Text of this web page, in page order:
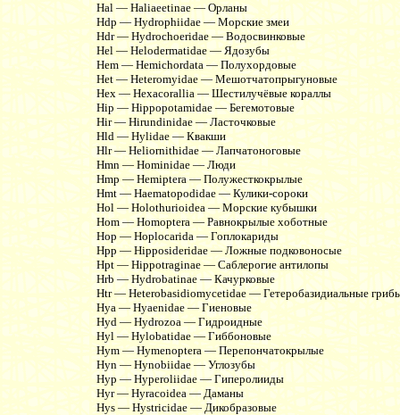
Hal — Haliaeetinae — Орланы
Hdp — Hydrophiidae — Морские змеи
Hdr — Hydrochoeridae — Водосвинковые
Hel — Helodermatidae — Ядозубы
Hem — Hemichordata — Полухордовые
Het — Heteromyidae — Мешотчатопрыгуновые
Hex — Hexacorallia — Шестилучёвые кораллы
Hip — Hippopotamidae — Бегемотовые
Hir — Hirundinidae — Ласточковые
Hld — Hylidae — Квакши
Hlr — Heliornithidae — Лапчатоноговые
Hmn — Hominidae — Люди
Hmp — Hemiptera — Полужесткокрылые
Hmt — Haematopodidae — Кулики-сороки
Hol — Holothurioidea — Морские кубышки
Hom — Homoptera — Равнокрылые хоботные
Hop — Hoplocarida — Гоплокариды
Hpp — Hipposideridae — Ложные подковоносые
Hpt — Hippotraginae — Саблерогие антилопы
Hrb — Hydrobatinae — Качурковые
Htr — Heterobasidiomycetidae — Гетеробазидиальные
Hya — Hyaenidae — Гиеновые
Hyd — Hydrozoa — Гидроидные
Hyl — Hylobatidae — Гиббоновые
Hym — Hymenoptera — Перепончатокрылые
Hyn — Hynobiidae — Углозубы
Hyp — Hyperoliidae — Гиперолииды
Hyr — Hyracoidea — Даманы
Hys — Hystricidae — Дикобразовые